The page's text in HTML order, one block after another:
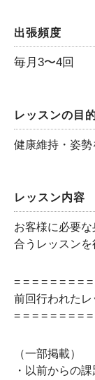
出張頻度
毎月3〜4回
レッスンの目
健康維持・姿
レッスン内容
お客様に必要
合うレッスンを
= = = = = = = =
前回行われたレ
= = = = = = = =
（一部掲載）
・以前からの